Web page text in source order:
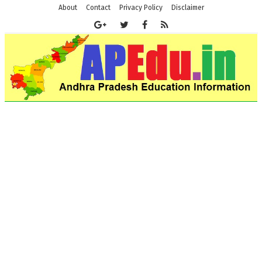
About Contact Privacy Policy Disclaimer